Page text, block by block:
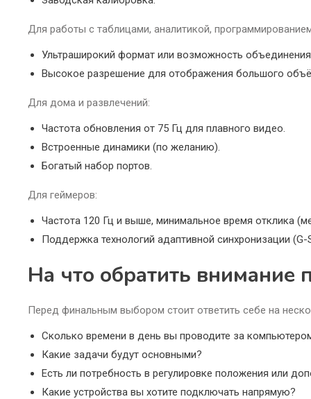
Для работы с таблицами, аналитикой,
Ультраширокий формат или возможность
Высокое разрешение для отображения большого
Для дома и развлечений:
Частота обновления от 75 Гц для плавного видео.
Встроенные динамики (по желанию).
Богатый набор портов.
Для геймеров:
Частота 120 Гц и выше, минимальное время отклика
Поддержка технологий адаптивной синхронизации (G-
На что обратить внимание
Перед финальным выбором стоит ответить себе на
Сколько времени в день вы проводите за
Какие задачи будут основными?
Есть ли потребность в регулировке положения или
Какие устройства вы хотите подключать напрямую?